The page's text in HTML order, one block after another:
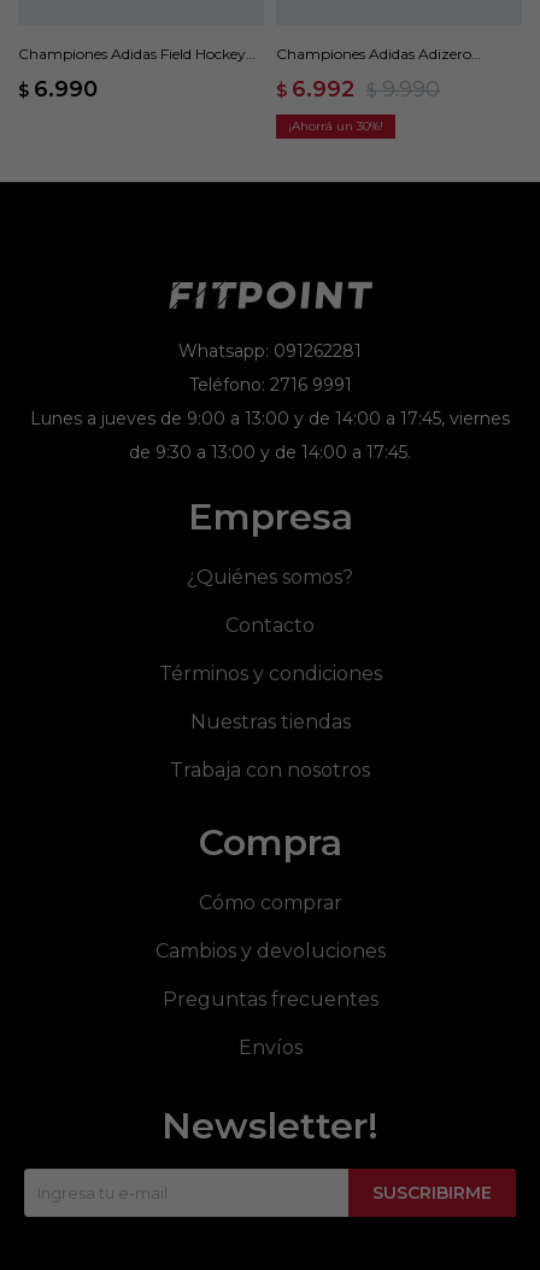
Championes Adidas Field Hockey
$ 6.990
Championes Adidas Adizero
$ 6.992 $ 9.990
30
Whatsapp: 091262281
Teléfono: 2716 9991
Lunes a jueves de 9:00 a 13:00 y de 14:00 a 17:45, viernes
de 9:30 a 13:00 y de 14:00 a 17:45.
Empresa
¿Quiénes somos?
Contacto
Términos y condiciones
Nuestras tiendas
Trabaja con nosotros
Compra
Cómo comprar
Cambios y devoluciones
Preguntas frecuentes
Envíos
Newsletter!
SUSCRIBIRME